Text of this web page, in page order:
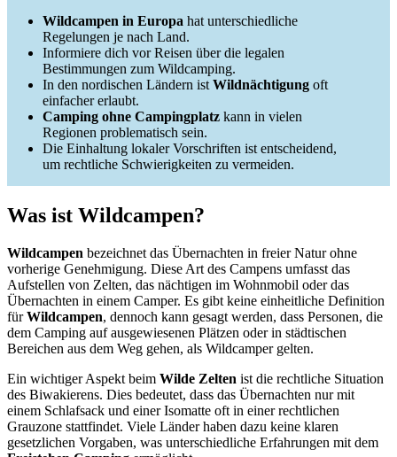
Wildcampen in Europa hat unterschiedliche
Regelungen je nach Land.
Informiere dich vor Reisen über die legalen
Bestimmungen zum Wildcamping.
In den nordischen Ländern ist Wildnächtigung oft
einfacher erlaubt.
Camping ohne Campingplatz kann in vielen
Regionen problematisch sein.
Die Einhaltung lokaler Vorschriften ist entscheidend,
um rechtliche Schwierigkeiten zu vermeiden.
Was ist Wildcampen?
Wildcampen bezeichnet das Übernachten in freier Natur ohne
vorherige Genehmigung. Diese Art des Campens umfasst das
Aufstellen von Zelten, das nächtigen im Wohnmobil oder das
Übernachten in einem Camper. Es gibt keine einheitliche Definition
fürWildcampen, dennoch kann gesagt werden, dass Personen, die
dem Camping auf ausgewiesenen Plätzen oder in städtischen
Bereichen aus dem Weg gehen, als Wildcamper gelten.
Ein wichtiger Aspekt beim Wilde Zelten ist die rechtliche Situation
des Biwakierens. Dies bedeutet, dass das Übernachten nur mit
einem Schlafsack und einer Isomatte oft in einer rechtlichen
Grauzone stattfindet. Viele Länder haben dazu keine klaren
gesetzlichen Vorgaben, was unterschiedliche Erfahrungen mit dem